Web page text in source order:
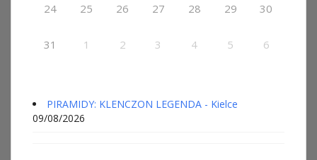
24 25 26 27 28 29 30
31 1 2 3 4 5 6
PIRAMIDY: KLENCZON LEGENDA - Kielce
09/08/2026